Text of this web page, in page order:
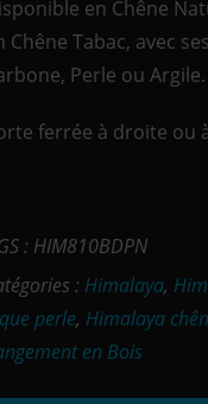
en Chêne
Chêne Tabac, avec
Perle ou Argile.
ferrée à droite ou
: HIM810BDPN
: Himalaya,
perle, Himalaya
en Bois